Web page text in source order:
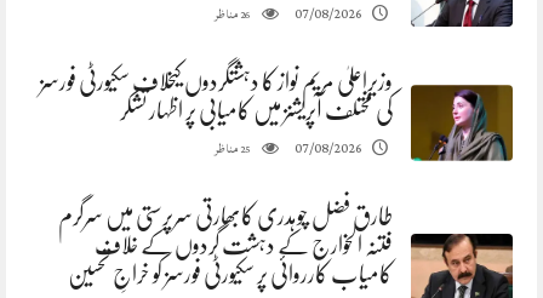
07/08/2026
26مناظر
وزیراعلیٰ مریم نواز کا دہشتگردوں کیخلاف سکیورٹی فورسز
کی مختلف آپریشنز میں کامیابی پر اظہار تشکر
07/08/2026
25مناظر
طارق فضل چوہدری کابھارتی سرپرستی میں سرگرم
فتنہ الخوارج کے دہشت گردوں کے خلاف
کامیاب کارروائی پر سکیورٹی فورسز کو خراجِ تحسین